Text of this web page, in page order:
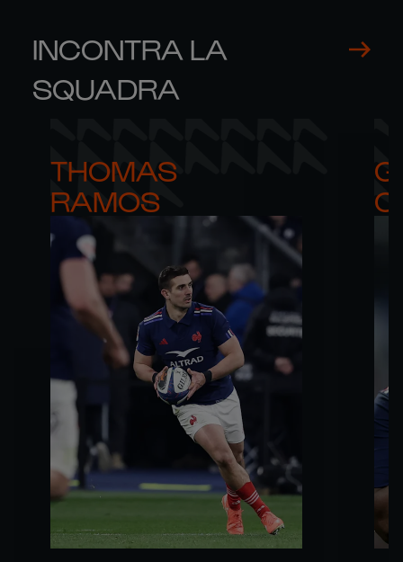
INCONTRA LA
SQUADRA
THOMAS
RAMOS